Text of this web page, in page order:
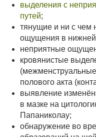
выделения с
путей;
тянущие и ни с чем
ощущения в нижней
неприятные
кровянистые
полового акта
выявление
в мазке на
Папаниколау;
обнаружение во